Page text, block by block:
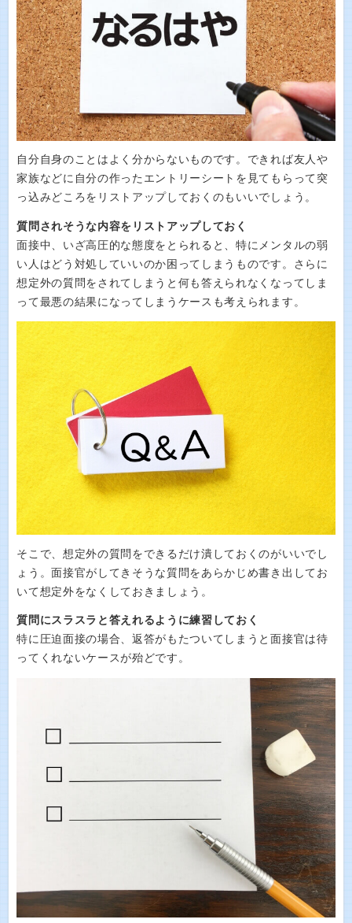
自分自身のことはよく分からないものです。できれば友人や
家族などに自分の作ったエントリーシートを見てもらって突
っ込みどころをリストアップしておくのもいいでしょう。
質問されそうな内容をリストアップしておく
面接中、いざ高圧的な態度をとられると、特にメンタルの弱
い人はどう対処していいのか困ってしまうものです。さらに
想定外の質問をされてしまうと何も答えられなくなってしま
って最悪の結果になってしまうケースも考えられます。
そこで、想定外の質問をできるだけ潰しておくのがいいでし
ょう。面接官がしてきそうな質問をあらかじめ書き出してお
いて想定外をなくしておきましょう。
質問にスラスラと答えれるように練習しておく
特に圧迫面接の場合、返答がもたついてしまうと面接官は待
ってくれないケースが殆どです。